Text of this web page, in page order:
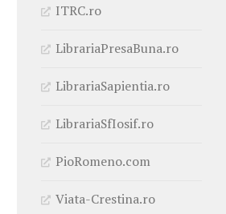
ITRC.ro
LibrariaPresaBuna.ro
LibrariaSapientia.ro
LibrariaSfIosif.ro
PioRomeno.com
Viata-Crestina.ro